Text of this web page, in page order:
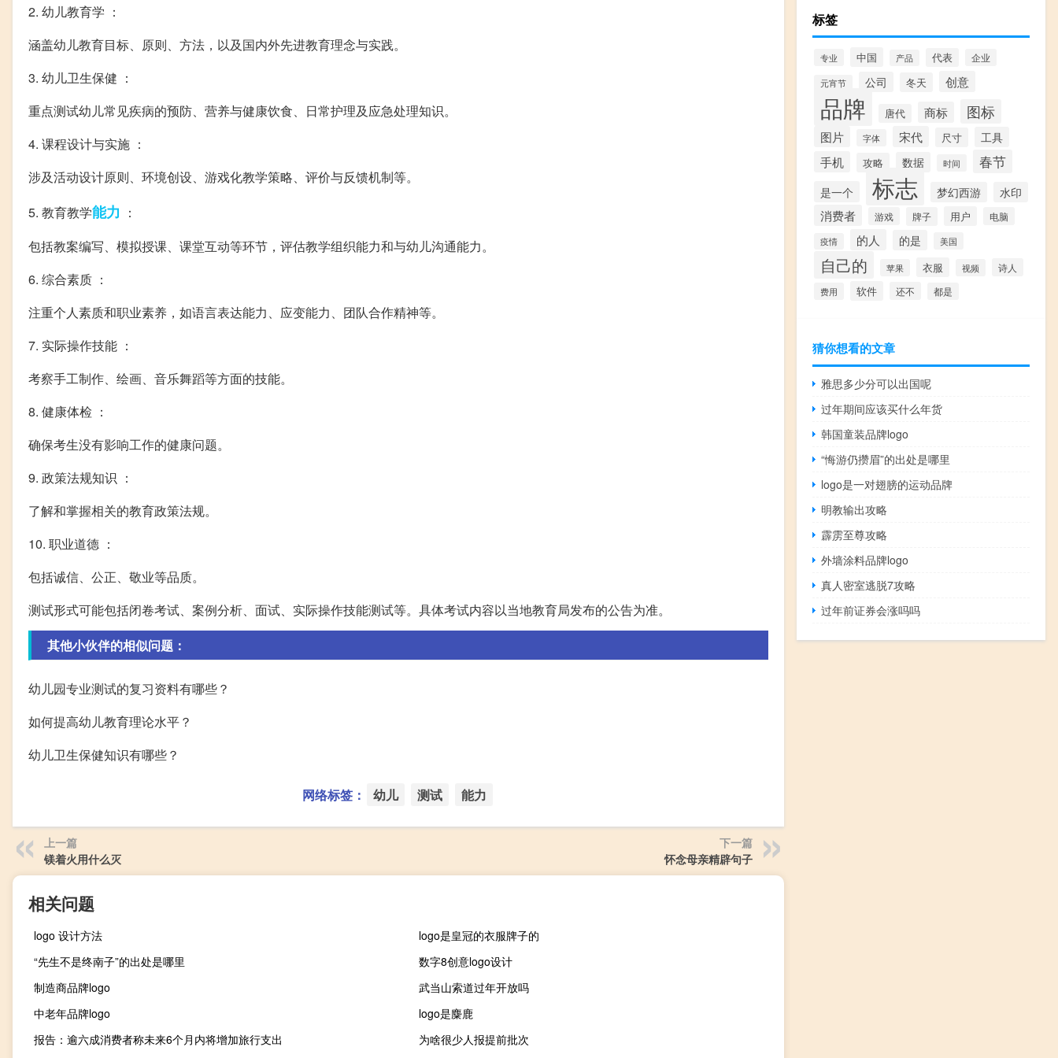
2. 幼儿教育学 ：
涵盖幼儿教育目标、原则、方法，以及国内外先进教育理念与实践。
3. 幼儿卫生保健 ：
重点测试幼儿常见疾病的预防、营养与健康饮食、日常护理及应急处理知识。
4. 课程设计与实施 ：
涉及活动设计原则、环境创设、游戏化教学策略、评价与反馈机制等。
5. 教育教学能力 ：
包括教案编写、模拟授课、课堂互动等环节，评估教学组织能力和与幼儿沟通能力。
6. 综合素质 ：
注重个人素质和职业素养，如语言表达能力、应变能力、团队合作精神等。
7. 实际操作技能 ：
考察手工制作、绘画、音乐舞蹈等方面的技能。
8. 健康体检 ：
确保考生没有影响工作的健康问题。
9. 政策法规知识 ：
了解和掌握相关的教育政策法规。
10. 职业道德 ：
包括诚信、公正、敬业等品质。
测试形式可能包括闭卷考试、案例分析、面试、实际操作技能测试等。具体考试内容以当地教育局发布的公告为准。
其他小伙伴的相似问题：
幼儿园专业测试的复习资料有哪些？
如何提高幼儿教育理论水平？
幼儿卫生保健知识有哪些？
网络标签： 幼儿 测试 能力
上一篇
镁着火用什么灭
下一篇
怀念母亲精辟句子
相关问题
logo 设计方法
logo是皇冠的衣服牌子的
“先生不是终南子”的出处是哪里
数字8创意logo设计
制造商品牌logo
武当山索道过年开放吗
中老年品牌logo
logo是麋鹿
报告：逾六成消费者称未来6个月内将增加旅行支出
为啥很少人报提前批次
标签
专业 中国 产品 代表 企业
元宵节 公司 冬天 创意
品牌 唐代 商标 图标
图片 字体 宋代 尺寸 工具
手机 攻略 数据 时间 春节
是一个 标志 梦幻西游 水印
消费者 游戏 牌子 用户 电脑
疫情 的人 的是 美国
自己的 苹果 衣服 视频 诗人
费用 软件 还不 都是
猜你想看的文章
雅思多少分可以出国呢
过年期间应该买什么年货
韩国童装品牌logo
“悔游仍攒眉”的出处是哪里
logo是一对翅膀的运动品牌
明教输出攻略
霹雳至尊攻略
外墙涂料品牌logo
真人密室逃脱7攻略
过年前证券会涨吗吗